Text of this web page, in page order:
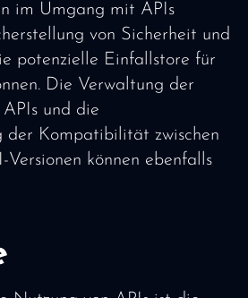
im Umgang mit APIs
von Sicherheit und
potenzielle Einfallstore für
Die Verwaltung der
und die
der Kompatibilität zwischen
Versionen können ebenfalls